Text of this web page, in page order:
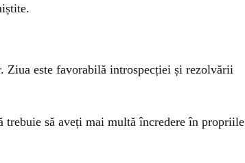
este favorabilă introspecției și rezolvării
trebuie să aveți mai multă încredere în propriile